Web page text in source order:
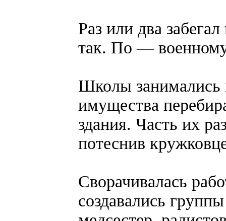
Раз или два
так. По —
Школы занимались
имущества
здания. Часть их
потеснив
Сворачивалась
создавались